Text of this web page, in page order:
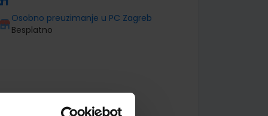
Osobno preuzimanje u PC Zagreb
Besplatno